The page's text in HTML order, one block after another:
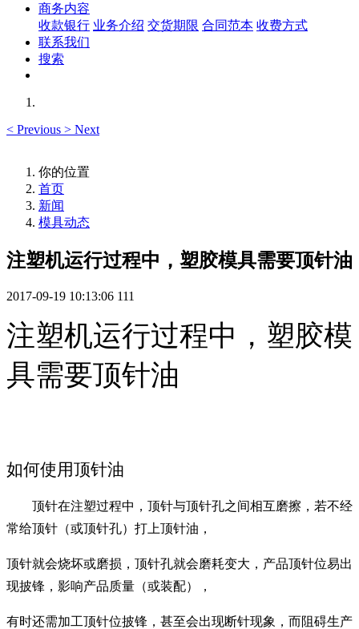
商务内容
收款银行 业务介绍 交货期限 合同范本 收费方式
联系我们
搜索
< Previous > Next
你的位置
首页
新闻
模具动态
注塑机运行过程中，塑胶模具需要顶针油
2017-09-19 10:13:06 111
注塑机运行过程中，塑胶模
具需要顶针油
如何使用顶针油
顶针在注塑过程中，顶针与顶针孔之间相互磨擦，若不经
常给顶针（或顶针孔）打上顶针油，
顶针就会烧坏或磨损，顶针孔就会磨耗变大，产品顶针位易出
现披锋，影响产品质量（或装配），
有时还需加工顶针位披锋，甚至会出现断针现象，而阻碍生产